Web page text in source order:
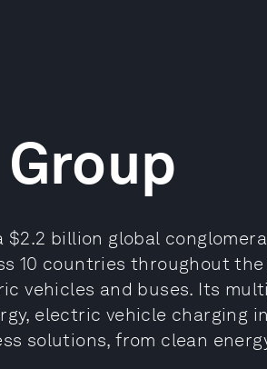
$2.2 billion global
10 countries throughout
vehicles and buses. Its
electric vehicle charging
solutions, from clean